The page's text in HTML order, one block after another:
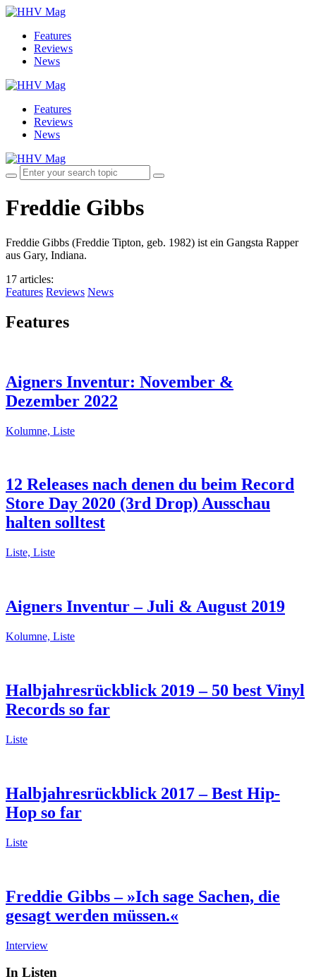
Features
Reviews
News
Features
Reviews
News
Freddie Gibbs
Freddie Gibbs (Freddie Tipton, geb. 1982) ist ein Gangsta Rapper
aus Gary, Indiana.
17 articles:
Features Reviews News
Features
Aigners Inventur: November &
Dezember 2022
Kolumne, Liste
12 Releases nach denen du beim Record
Store Day 2020 (3rd Drop) Ausschau
halten solltest
Liste, Liste
Aigners Inventur – Juli & August 2019
Kolumne, Liste
Halbjahresrückblick 2019 – 50 best Vinyl
Records so far
Liste
Halbjahresrückblick 2017 – Best Hip-
Hop so far
Liste
Freddie Gibbs – »Ich sage Sachen, die
gesagt werden müssen.«
Interview
In Listen